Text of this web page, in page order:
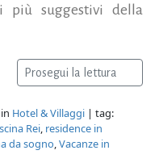
suggestivi della
Prosegui la lettura
Hotel & Villaggi | tag:
Rei, residence in
da sogno,Vacanze in